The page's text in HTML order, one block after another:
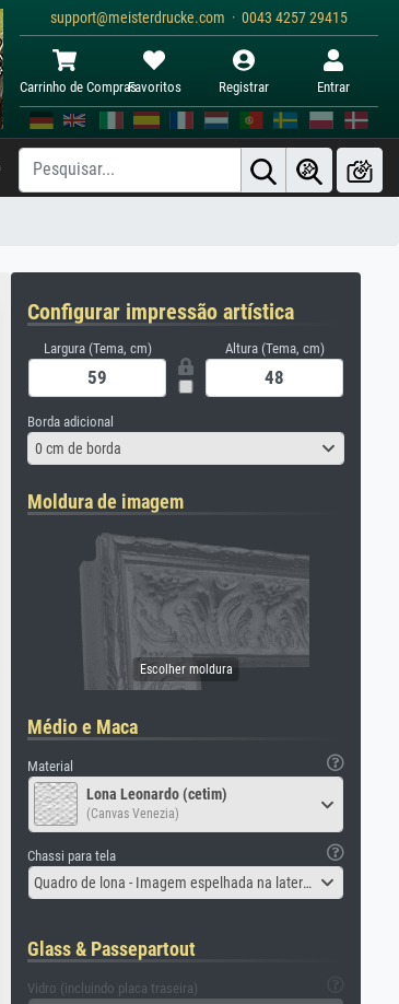
support@meisterdrucke.com · 0043 4257 29415
Carrinho de ComprasFavoritos Registrar Entrar
Configurar impressão artística
Largura (Tema, cm) Altura (Tema, cm)
Borda adicional
0 cm de borda
Moldura de imagem
Médio e Maca
Material
Lona Leonardo (cetim)
(Canvas Venezia)
Chassi para tela
Quadro de lona - Imagem espelhada na lateral
Glass & Passepartout
Vidro (incluindo placa traseira)